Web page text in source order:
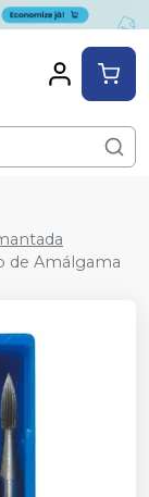
de Amálgama